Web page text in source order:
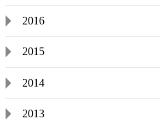
2016
2015
2014
2013